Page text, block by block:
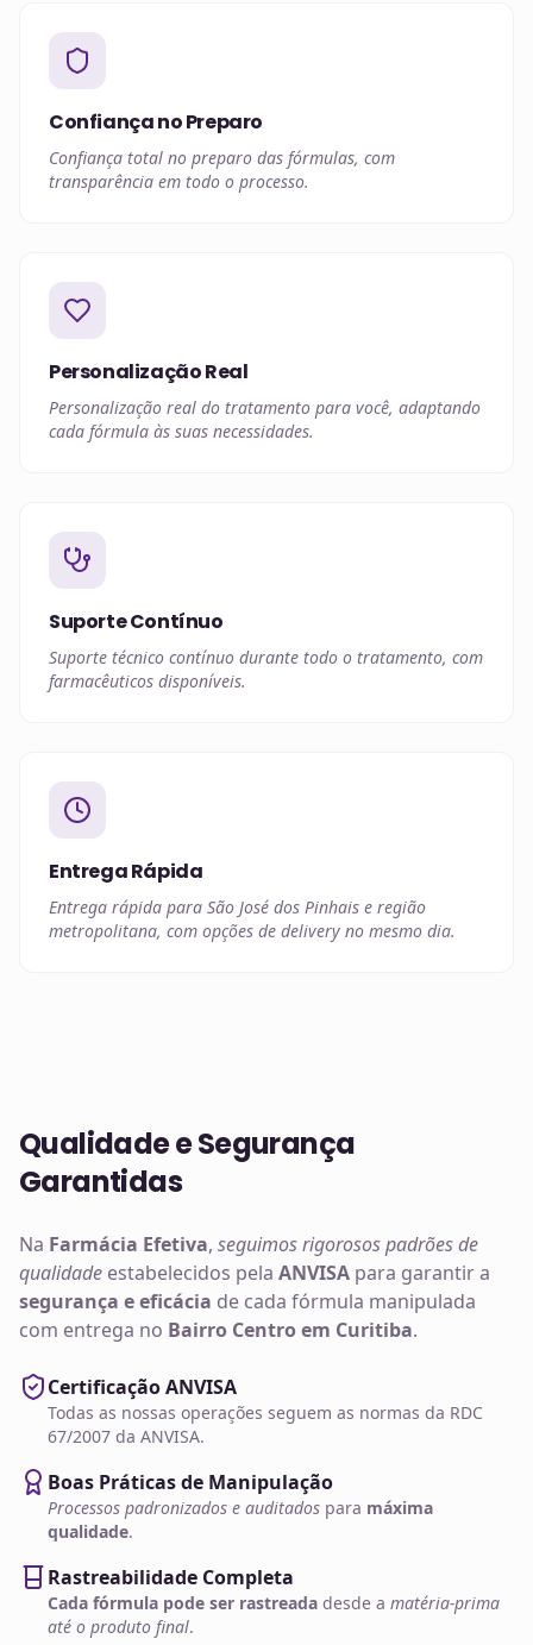
Confiança no Preparo
Confiança total no preparo das fórmulas, com
transparência em todo o processo.
Personalização Real
Personalização real do tratamento para você, adaptando
cada fórmula às suas necessidades.
Suporte Contínuo
Suporte técnico contínuo durante todo o tratamento, com
farmacêuticos disponíveis.
Entrega Rápida
Entrega rápida para São José dos Pinhais e região
metropolitana, com opções de delivery no mesmo dia.
Qualidade e Segurança
Garantidas
Na Farmácia Efetiva, seguimos rigorosos padrões de
qualidade estabelecidos pela ANVISA para garantir a
segurança e eficácia de cada fórmula manipulada
com entrega no Bairro Centro em Curitiba.
Certificação ANVISA
Todas as nossas operações seguem as normas da RDC
67/2007 da ANVISA.
Boas Práticas de Manipulação
Processos padronizados e auditados para máxima
qualidade.
Rastreabilidade Completa
Cada fórmula pode ser rastreada desde a matéria-prima
até o produto final.